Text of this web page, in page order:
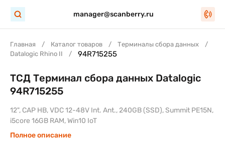
manager@scanberry.ru
Главная Каталог товаров
Терминалы сбора данных
Datalogic Rhino II
94R715255
ТСД Терминал сбора данных Datalogic
94R715255
12", CAP HB, VDC 12-48V Int. Ant., 240GB (SSD), Summit PE15N,
i5core 16GB RAM, Win10 IoT
Полное описание